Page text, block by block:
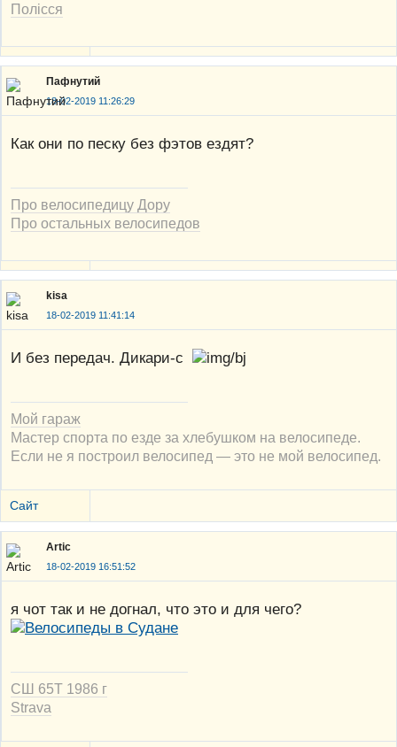
Полісся
Пафнутий
18-02-2019 11:26:29
Как они по песку без фэтов ездят?
Про велосипедицу Дору
Про остальных велосипедов
kisa
18-02-2019 11:41:14
И без передач. Дикари-с
Мой гараж
Мастер спорта по езде за хлебушком на велосипеде.
Если не я построил велосипед — это не мой велосипед.
Сайт
Artic
18-02-2019 16:51:52
я чот так и не догнал, что это и для чего?
СШ 65Т 1986 г
Strava